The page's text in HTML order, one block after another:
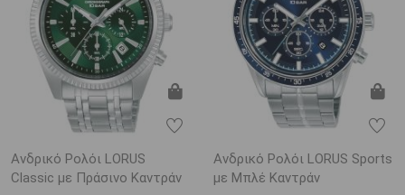
Ανδρικό Ρολόι LORUS
Classic με Πράσινο Καντράν
Ανδρικό Ρολόι LORUS Sports
με Μπλέ Καντράν